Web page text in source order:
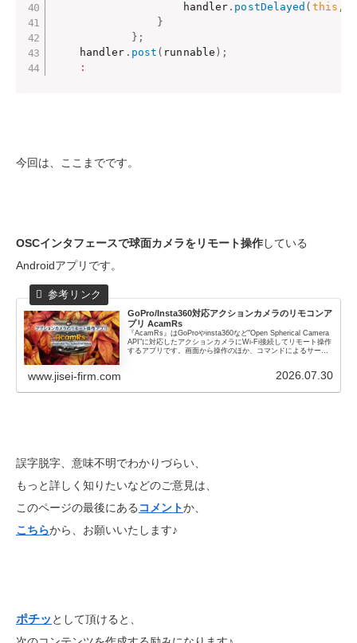
                    handler
. postDelayed ( this ,
}
} ;
    handler
. post ( runnable ) ;
:
今回は、ここまでです。
OSCインタフェースで球面カメラをリモート操作している
Androidアプリです。
GoPro/Insta360対応アクションカメラのリモコンア
プリ AcamRs
『AcamRs』はGoProやinsta360など"Open Spherical Camera
API"に対応したアクションカメラにWi-Fi接続してリモート操作
するアプリです。画面から操作のほか、コマンドによるサービ
www.jisei-firm.com 2026.07.30
誤字脱字、意味不明でわかりづらい、
もっと詳しく知りたいなどのご意見は、
このページの最後にある コメントか、
こちらから、お願いいたします♪
ポチッ として頂けると、